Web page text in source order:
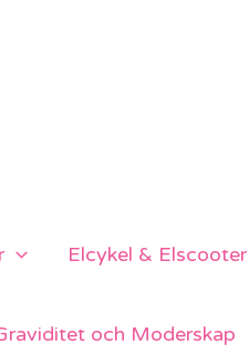
Elcykel & Elscooter
och Moderskap